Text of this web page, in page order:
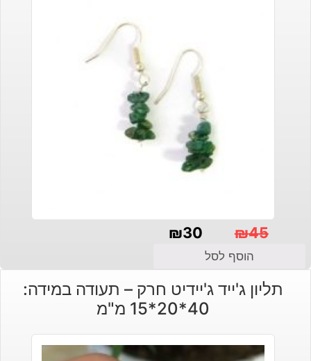
₪45
המקורי
היה:
₪30
הנוכחי
הוא:
הוסף לסל
תליון ג'ייד ג'יידיט חרק – תעודה במידה:
40*20*15 מ"מ